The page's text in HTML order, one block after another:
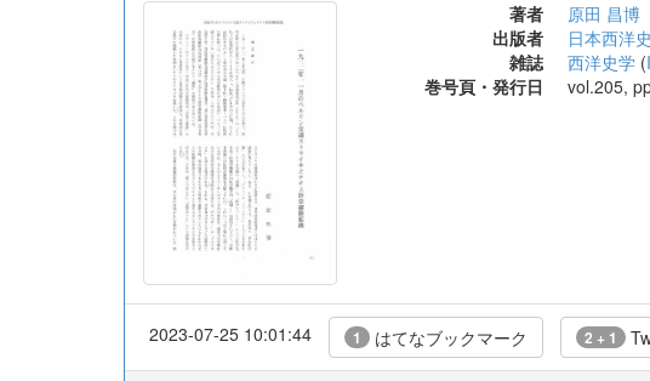
著者
原田 昌博
出版者
日本西洋
雑誌
西洋史学 (
巻号頁・発行日
vol.205,
2023-07-25 10:01:44 1 はてなブックマーク 2 + 1